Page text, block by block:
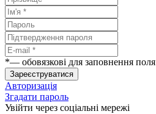
*— обовязкові для заповнення поля
Зареєструватися
Авторизація
Згадати пароль
Увійти через соціальні мережі